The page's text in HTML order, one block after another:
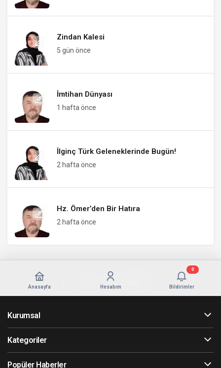
Zindan Kalesi
5 gün önce
İmtihan Dünyası
1 hafta önce
İlginç Türk Geleneklerinde Bugün!
2 hafta önce
Hz. Ömer’den Bir Hatıra
2 hafta önce
Anasayfa Hesabım Bildirimler
0
Kurumsal
Kategoriler
Popüler Haberler